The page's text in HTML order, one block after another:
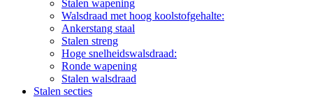
Stalen wapening
Walsdraad met hoog koolstofgehalte:
Ankerstang staal
Stalen streng
Hoge snelheidswalsdraad:
Ronde wapening
Stalen walsdraad
Stalen secties